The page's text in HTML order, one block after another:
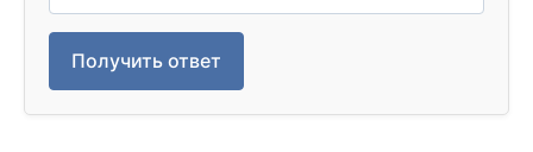
Получить ответ